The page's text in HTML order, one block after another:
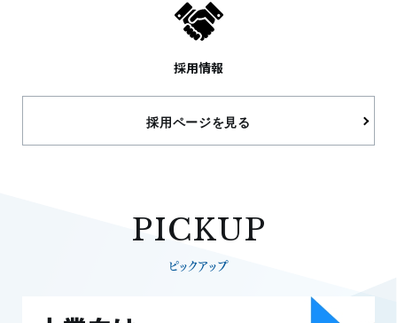
採用情報
採用ページを見る
PICKUP
ピックアップ